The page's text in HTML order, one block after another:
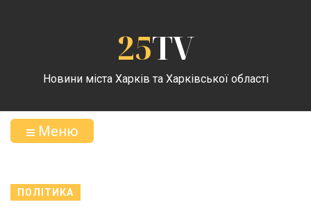
25TV
Новини міста Харків та Харківської області
Меню
ПОЛІТИКА